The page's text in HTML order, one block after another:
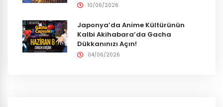
10/06/2026
Japonya’da Anime Kültürünün
Kalbi Akihabara’da Gacha
Dükkanınızı Açın!
04/06/2026